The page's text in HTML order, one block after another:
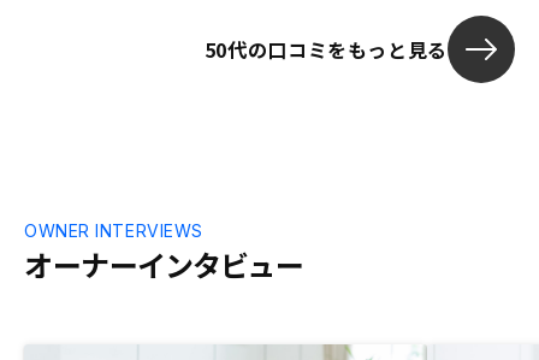
50代の口コミをもっと見る
オーナーインタビュー
OWNER INTERVIEWS